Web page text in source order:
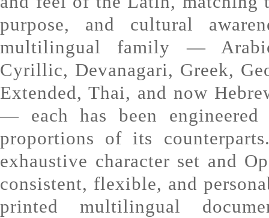
purpose, and cultural
multilingual family —
Cyrillic, Devanagari, Greek,
Extended, Thai, and now
— each has been
proportions of its
exhaustive character set and
consistent, flexible, and
printed multilingual